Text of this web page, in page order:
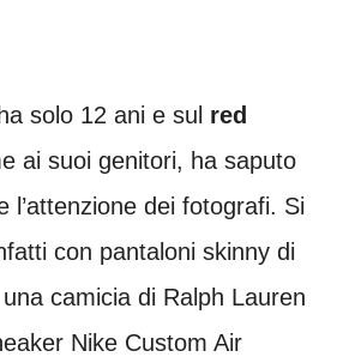
solo 12 ani e sul red
ai suoi genitori, ha saputo
l’attenzione dei fotografi. Si
con pantaloni skinny di
camicia di Ralph Lauren
Nike Custom Air